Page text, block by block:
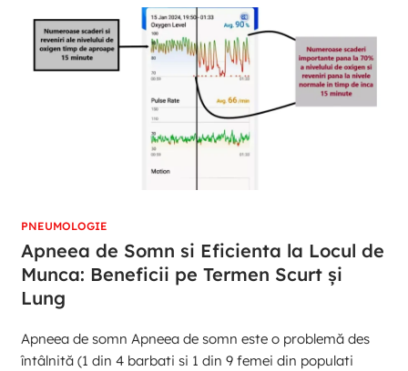
PNEUMOLOGIE
Apneea de Somn si Eficienta la Locul de
Munca: Beneficii pe Termen Scurt și
Lung
Apneea de somn Apneea de somn este o problemă des
întâlnită (1 din 4 barbati si 1 din 9 femei din populati